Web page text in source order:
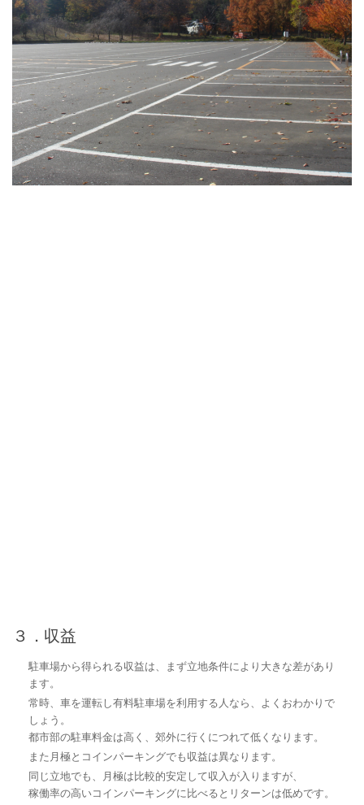
３．収益
駐車場から得られる収益は、まず立地条件により大きな差があり
ます。
常時、車を運転し有料駐車場を利用する人なら、よくおわかりで
しょう。
都市部の駐車料金は高く、郊外に行くにつれて低くなります。
また月極とコインパーキングでも収益は異なります。
同じ立地でも、月極は比較的安定して収入が入りますが、
稼働率の高いコインパーキングに比べるとリターンは低めです。